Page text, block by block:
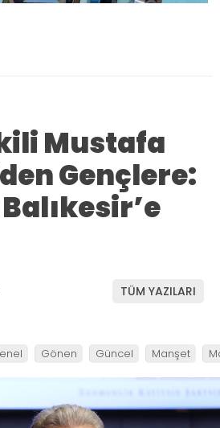
Mustafa
Gençlere:
TÜM YAZILARI
Gönen Güncel Manşet